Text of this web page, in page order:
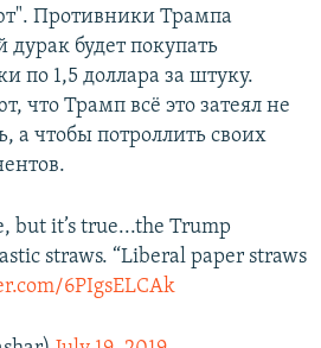
Противники Трампа
дурак будет покупать
по 1,5 доллара за штуку.
что Трамп всё это затеял не
а чтобы потроллить своих
but it’s true...the Trump
straws. “Liberal paper straws
6PIgsELCAk